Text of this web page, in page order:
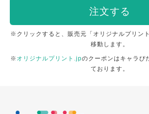
注文する
※クリックすると、販売元「オリジナルプリン
移動します。
※ オリジナルプリント.jpのクーポンはキャラぴ
ております。